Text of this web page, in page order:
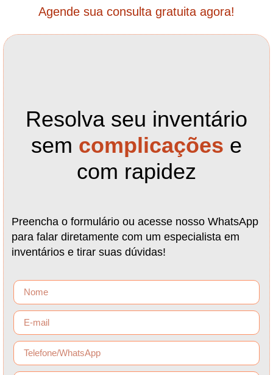
Agende sua consulta gratuita agora!
Resolva seu inventário
sem complicações e
com rapidez
Preencha o formulário ou acesse nosso WhatsApp
para falar diretamente com um especialista em
inventários e tirar suas dúvidas!